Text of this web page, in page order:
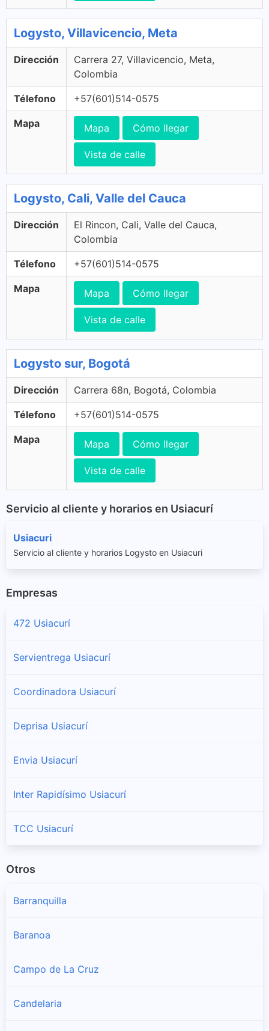
Logysto, Villavicencio, Meta
Dirección
Carrera 27, Villavicencio, Meta,
Colombia
Télefono +57(601)514-0575
Mapa Mapa Cómo llegar
Vista de calle
Logysto, Cali, Valle del Cauca
Dirección
El Rincon, Cali, Valle del Cauca,
Colombia
Télefono +57(601)514-0575
Mapa Mapa Cómo llegar
Vista de calle
Logysto sur, Bogotá
Dirección Carrera 68n, Bogotá, Colombia
Télefono +57(601)514-0575
Mapa Mapa Cómo llegar
Vista de calle
Servicio al cliente y horarios en Usiacurí
Usiacuri
Servicio al cliente y horarios Logysto en Usiacuri
Empresas
472 Usiacurí
Servientrega Usiacurí
Coordinadora Usiacurí
Deprisa Usiacurí
Envia Usiacurí
Inter Rapidísimo Usiacurí
TCC Usiacurí
Otros
Barranquilla
Baranoa
Campo de La Cruz
Candelaria